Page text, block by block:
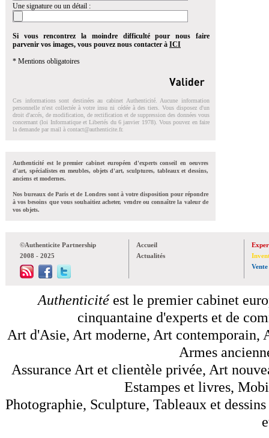
Une signature ou un détail :
Si vous rencontrez la moindre difficulté pour nous faire
parvenir vos images, vous pouvez nous contacter à ICI
* Mentions obligatoires
Ces informations sont destinées au cabinet Authenticité. Aucune information
personnelle n'est collectée à votre insu ni cédée à des tiers. Vous disposez d'un
droit d'accés, de modification, de rectification et de suppression des données vous
concernant (loi Informatique et Libertés du 6 janvier 1978). Vous pouvez en faire
la demande par mail à contact@authenticite.fr.
Authenticité est le premier cabinet européen d'experts conseil en oeuvres
d'art, spécialistes en meubles, objets d'art, sculptures, tableaux et dessins,
anciens et modernes.
Nos bureaux de Paris et de Londres sont à votre disposition pour répondre
à vos besoins que vous souhaitiez acheter, vendre ou connaître la valeur de
vos objets.
©Authenticite Partnership
2008 - 2025
Accueil
Actualités
Vente
Authenticitéest le premier cabinet
cinquantaine d'experts et de
Art d'Asie, Art moderne, Art contemporain,
Armes
Assurance Art et clientèle privée, Art
Estampes et livres,
Photographie, Sculpture, Tableaux et